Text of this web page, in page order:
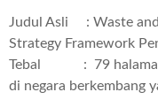
Judul Asli : Waste and
Strategy
Tebal : 79 halaman
di negara berkembang